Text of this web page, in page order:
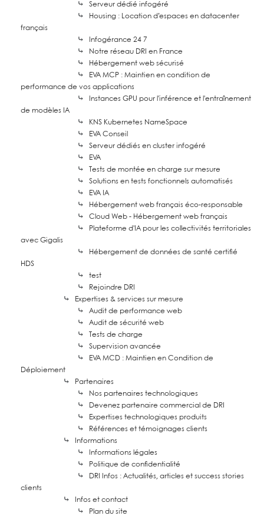
⤷ Serveur dédié infogéré
⤷
Housing : Location d’espaces en datacenter
français
⤷ Infogérance 24 7
⤷ Notre réseau DRI en France
⤷ Hébergement web sécurisé
⤷
EVA MCP : Maintien en condition de
performance de vos applications
⤷
Instances GPU pour l'inférence et l'entraînement
de modèles IA
⤷ KNS Kubernetes NameSpace
⤷ EVA Conseil
⤷ Serveur dédiés en cluster infogéré
⤷ EVA
⤷ Tests de montée en charge sur mesure
⤷ Solutions en tests fonctionnels automatisés
⤷ EVA IA
⤷ Hébergement web français éco-responsable
⤷ Cloud Web - Hébergement web français
⤷
Plateforme d'IA pour les collectivités territoriales
avec Gigalis
⤷
Hébergement de données de santé certifié
HDS
⤷ test
⤷ Rejoindre DRI
⤷ Expertises & services sur mesure
⤷ Audit de performance web
⤷ Audit de sécurité web
⤷ Tests de charge
⤷ Supervision avancée
⤷
EVA MCD : Maintien en Condition de
Déploiement
⤷ Partenaires
⤷ Nos partenaires technologiques
⤷ Devenez partenaire commercial de DRI
⤷ Expertises technologiques produits
⤷ Références et témoignages clients
⤷ Informations
⤷ Informations légales
⤷ Politique de confidentialité
⤷
DRI Infos : Actualités, articles et success stories
clients
⤷ Infos et contact
⤷ Plan du site